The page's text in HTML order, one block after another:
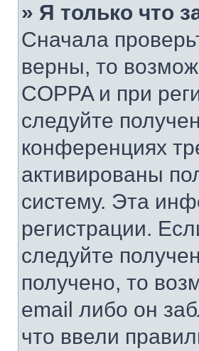
» Я только что
Сначала
верны, то
COPPA и при
следуйте
конференциях
активированы
систему. Эта
регистрации.
следуйте
получено, то
email либо он
что ввели